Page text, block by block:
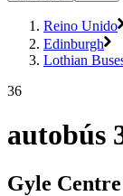
Reino Unido
Edinburgh
Lothian
36
autobús
Gyle